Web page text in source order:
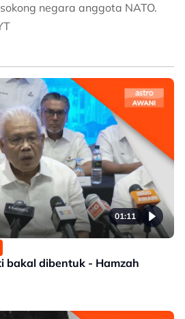
negara anggota NATO.
01:11
bakal dibentuk - Hamzah